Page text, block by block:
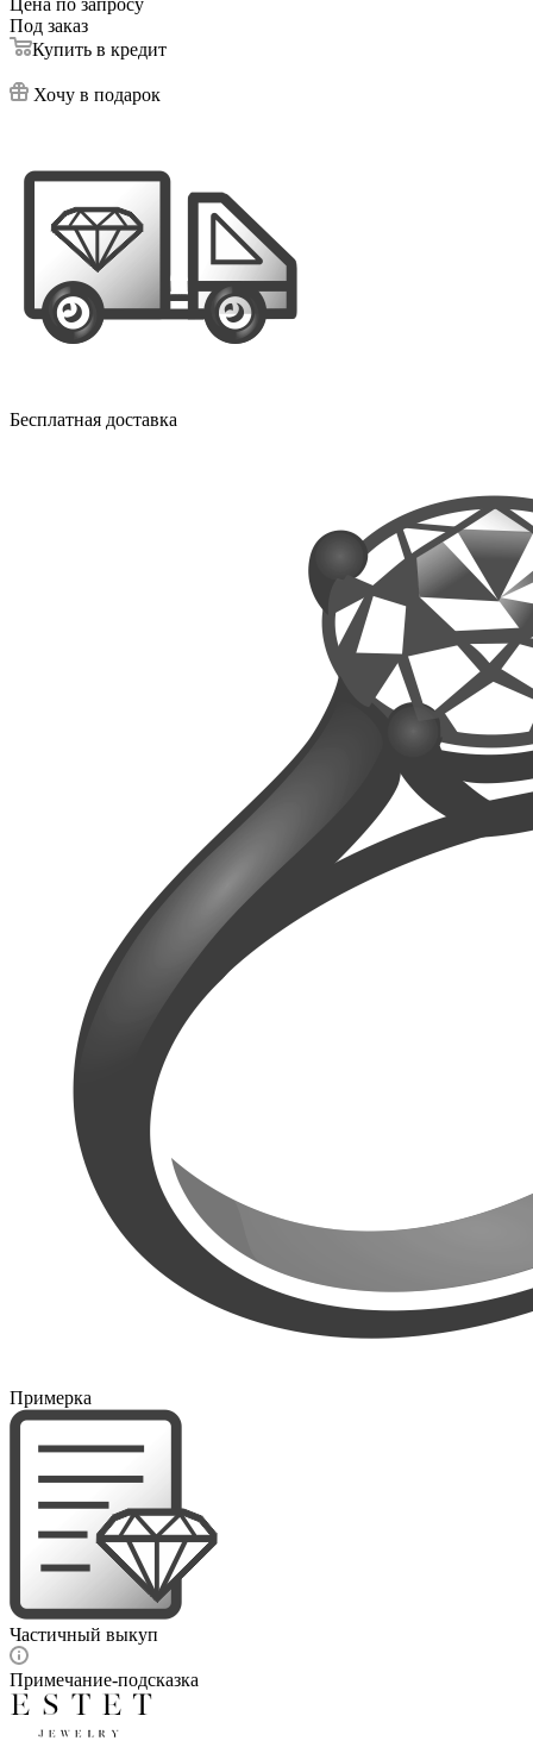
Цена по запросу
Под заказ
Купить в кредит
Хочу в подарок
Бесплатная доставка
Примерка
Частичный выкуп
Примечание-подсказка